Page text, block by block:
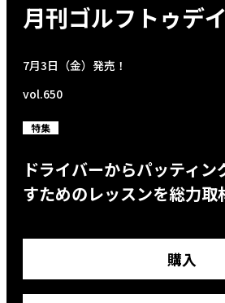
月刊ゴルフトゥデイ
7月3日（金）発売！
vol.650
特集
ドライバーからパッティ
すためのレッスンを総力取
購入